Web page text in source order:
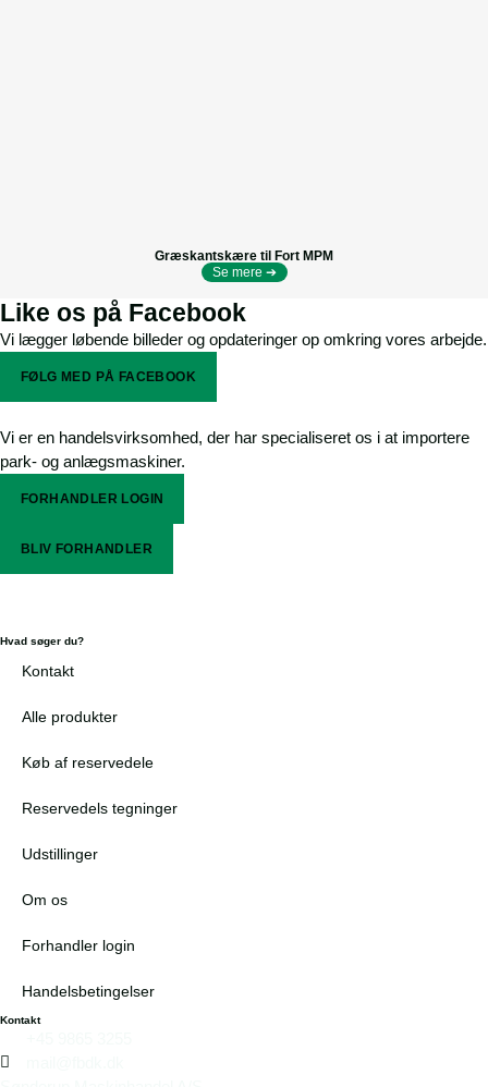
Græskantskære til Fort MPM
Se mere ➔
Like os på Facebook
Vi lægger løbende billeder og opdateringer op omkring vores arbejde.
FØLG MED PÅ FACEBOOK
Vi er en handelsvirksomhed, der har specialiseret os i at importere
park- og anlægsmaskiner.
FORHANDLER LOGIN
BLIV FORHANDLER
Hvad søger du?
Kontakt
Alle produkter
Køb af reservedele
Reservedels tegninger
Udstillinger
Om os
Forhandler login
Handelsbetingelser
Kontakt